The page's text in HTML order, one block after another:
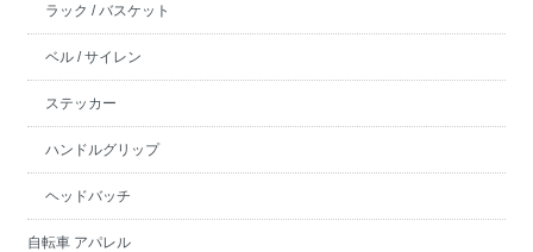
ラック / バスケット
ベル / サイレン
ステッカー
ハンドルグリップ
ヘッドバッチ
自転車 アパレル